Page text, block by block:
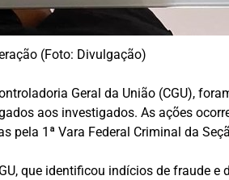
(Foto: Divulgação)
Geral da União (CGU),
aos investigados. As ações
pela 1ª Vara Federal Criminal da
que identificou indícios de fraude